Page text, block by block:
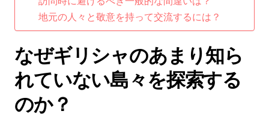
地元の人々と敬意を持って交流するには？
なぜギリシャのあまり知ら
れていない島々を探索する
のか？